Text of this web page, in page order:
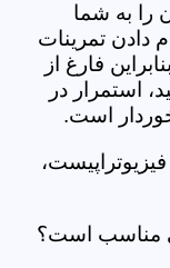
را به شما
دادن تمرینات
فارغ از
استمرار در
است.
مناسب است؟